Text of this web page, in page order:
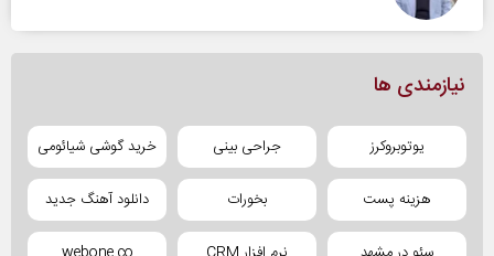
نیازمندی ها
یوتوبروکرز جراحی بینی خرید گوشی شیائومی
هزینه پست بخورات دانلود آهنگ جدید